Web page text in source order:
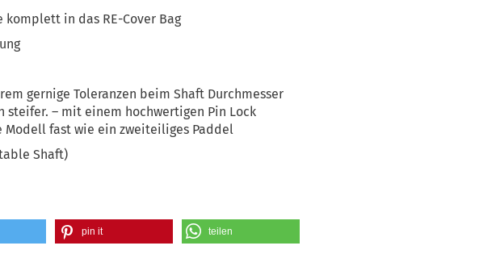
in das RE-Cover Bag
gernige Toleranzen beim Shaft Durchmesser
– mit einem hochwertigen Pin Lock
Modell fast wie ein zweiteiliges Paddel
Shaft)
pin it teilen